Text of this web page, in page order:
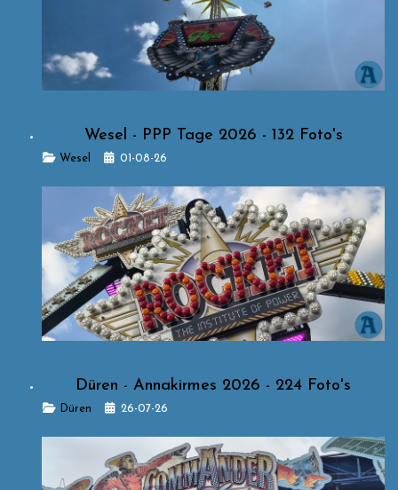
Wesel - PPP Tage 2026 - 132 Foto's
Details
Wesel 01-08-26
Düren - Annakirmes 2026 - 224 Foto's
Details
Düren 26-07-26